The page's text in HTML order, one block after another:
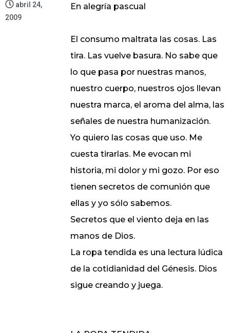
abril 24,
2009
En alegría pascual
El consumo maltrata las cosas. Las
tira. Las vuelve basura. No sabe que
lo que pasa por nuestras manos,
nuestro cuerpo, nuestros ojos llevan
nuestra marca, el aroma del alma, las
señales de nuestra humanización.
Yo quiero las cosas que uso. Me
cuesta tirarlas. Me evocan mi
historia, mi dolor y mi gozo. Por eso
tienen secretos de comunión que
ellas y yo sólo sabemos.
Secretos que el viento deja en las
manos de Dios.
La ropa tendida es una lectura lúdica
de la cotidianidad del Génesis. Dios
sigue creando y juega.